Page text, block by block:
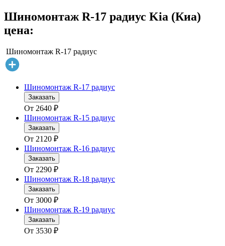
Шиномонтаж R-17 радиус Kia (Киа)
цена:
Шиномонтаж R-17 радиус
Шиномонтаж R-17 радиус
Заказать
От 2640 ₽
Шиномонтаж R-15 радиус
Заказать
От 2120 ₽
Шиномонтаж R-16 радиус
Заказать
От 2290 ₽
Шиномонтаж R-18 радиус
Заказать
От 3000 ₽
Шиномонтаж R-19 радиус
Заказать
От 3530 ₽